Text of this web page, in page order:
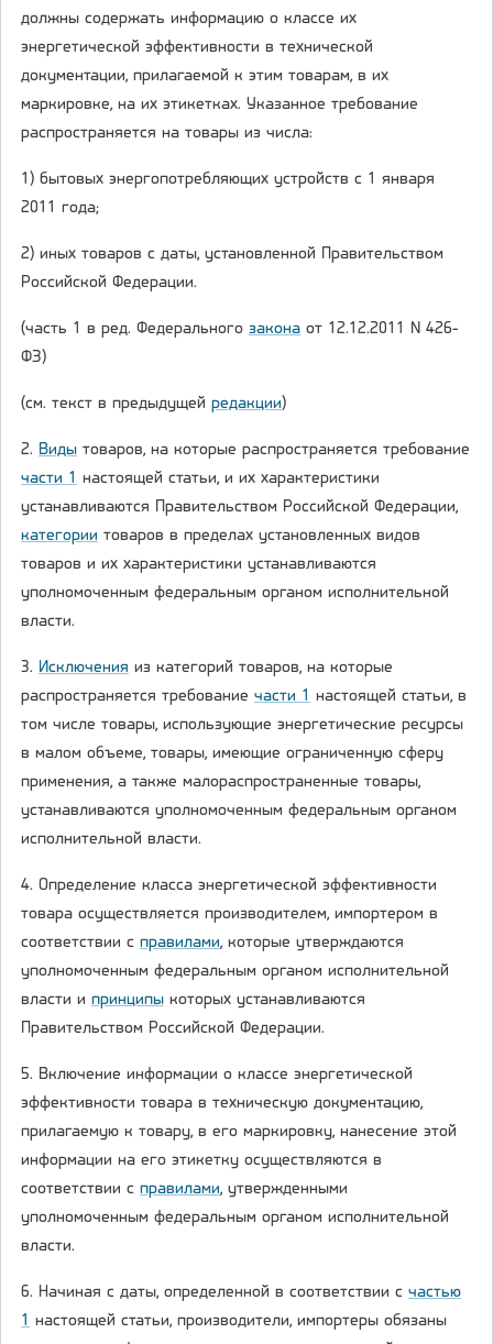
должны содержать информацию о классе их
энергетической эффективности в технической
документации, прилагаемой к этим товарам, в их
маркировке, на их этикетках. Указанное требование
распространяется на товары из числа:
1) бытовых энергопотребляющих устройств с 1 января
2011 года;
2) иных товаров с даты, установленной Правительством
Российской Федерации.
(часть 1 в ред. Федерального закона от 12.12.2011 N 426-
ФЗ)
(см. текст в предыдущей редакции)
2. Виды товаров, на которые распространяется требование
части 1 настоящей статьи, и их характеристики
устанавливаются Правительством Российской Федерации,
категории товаров в пределах установленных видов
товаров и их характеристики устанавливаются
уполномоченным федеральным органом исполнительной
власти.
3. Исключения из категорий товаров, на которые
распространяется требование части 1 настоящей статьи, в
том числе товары, использующие энергетические ресурсы
в малом объеме, товары, имеющие ограниченную сферу
применения, а также малораспространенные товары,
устанавливаются уполномоченным федеральным органом
исполнительной власти.
4. Определение класса энергетической эффективности
товара осуществляется производителем, импортером в
соответствии с правилами, которые утверждаются
уполномоченным федеральным органом исполнительной
власти и принципы которых устанавливаются
Правительством Российской Федерации.
5. Включение информации о классе энергетической
эффективности товара в техническую документацию,
прилагаемую к товару, в его маркировку, нанесение этой
информации на его этикетку осуществляются в
соответствии с правилами, утвержденными
уполномоченным федеральным органом исполнительной
власти.
6. Начиная с даты, определенной в соответствии с частью
1 настоящей статьи, производители, импортеры обязаны